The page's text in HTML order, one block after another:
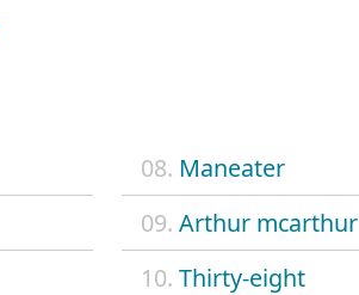
08. Maneater
09. Arthur mcarthur
10. Thirty-eight